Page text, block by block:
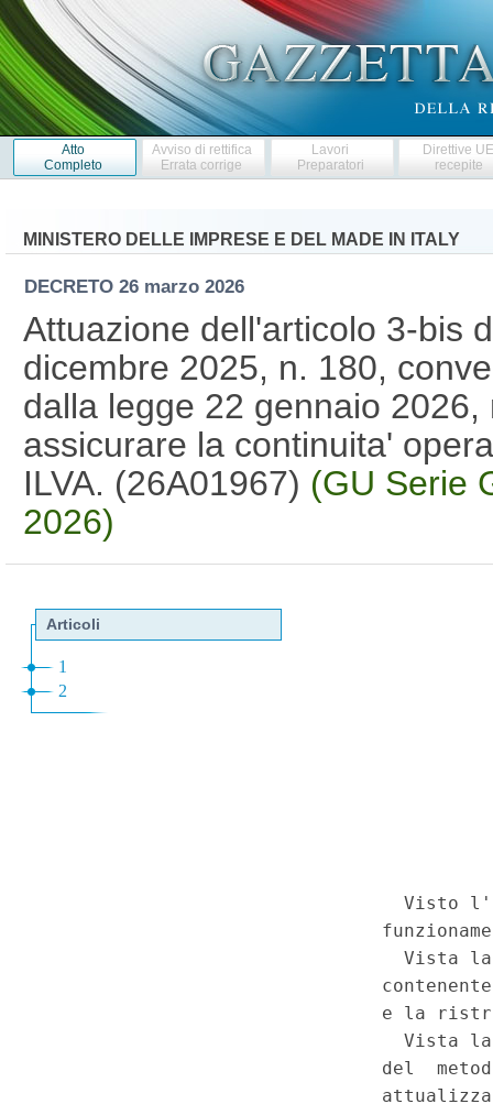
Atto
Completo
Avviso di rettifica
Errata corrige
Lavori
Preparatori
Direttive
recepite
MINISTERO DELLE IMPRESE E DEL MADE IN ITALY
DECRETO 26 marzo 2026
Attuazione dell'articolo 3-bis
dicembre 2025, n. 180,
dalla legge 22 gennaio
assicurare la continuita'
ILVA. (26A01967) (GU Serie
2026)